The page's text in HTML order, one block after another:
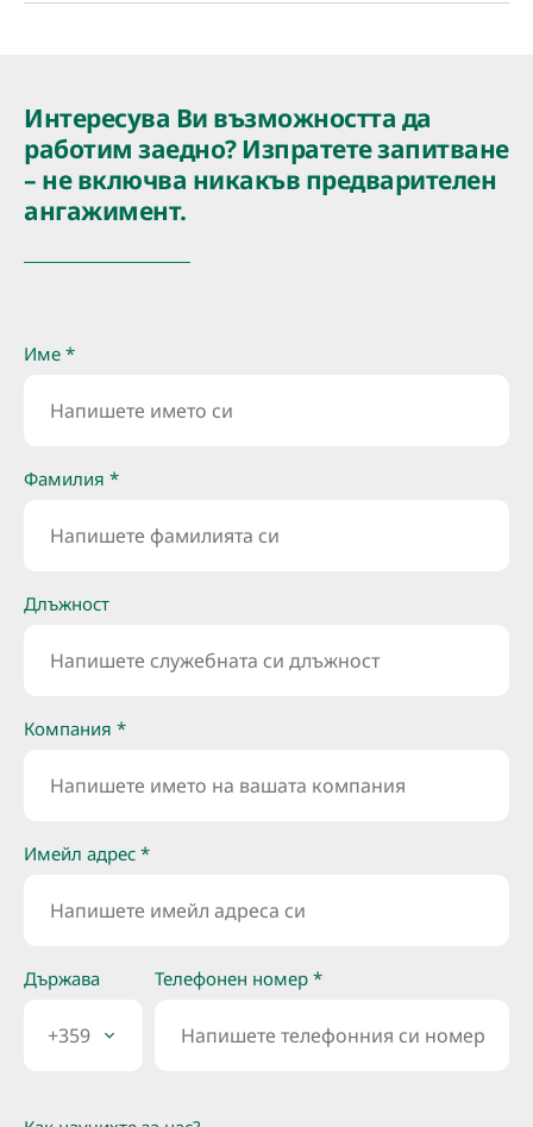
Интересува Ви възможността да
работим заедно? Изпратете запитване
– не включва никакъв предварителен
ангажимент.
Име *
Фамилия *
Длъжност
Компания *
Имейл адрес *
Държава
+359
Телефонен номер *